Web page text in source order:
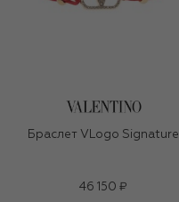
Браслет VLogo Signature
46 150 ₽